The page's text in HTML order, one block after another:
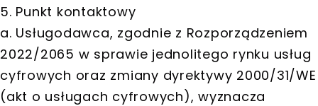
5. Punkt kontaktowy
a. Usługodawca, zgodnie z Rozporządzeniem
2022/2065 w sprawie jednolitego rynku usług
cyfrowych oraz zmiany dyrektywy 2000/31/WE
(akt o usługach cyfrowych), wyznacza